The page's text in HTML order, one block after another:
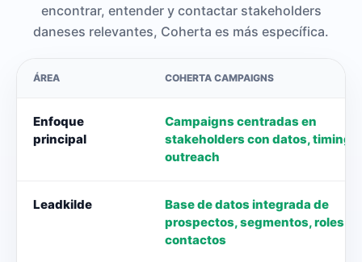
encontrar, entender y contactar stakeholders
daneses relevantes, Coherta es más específica.
ÁREA COHERTA CAMPAIGNS
Enfoque
principal
Campaigns centradas en
stakeholders con datos, timing y
outreach
Leadkilde
Base de datos integrada de
prospectos, segmentos, roles y
contactos